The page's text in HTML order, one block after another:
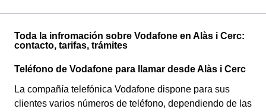
Toda la infromación sobre Vodafone en Alàs i Cerc:
contacto, tarifas, trámites
Teléfono de Vodafone para llamar desde Alàs i Cerc
La compañía telefónica Vodafone dispone para sus
clientes varios números de teléfono, dependiendo de las